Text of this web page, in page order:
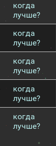
когда
лучше?
когда
лучше?
когда
лучше?
когда
лучше?
когда
лучше?